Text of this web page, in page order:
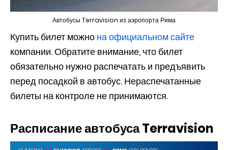
Автобусы Terravision из аэропорта Рима
Купить билет можно на официальном сайте
компании. Обратите внимание, что билет
обязательно нужно распечатать и предъявить
перед посадкой в автобус. Нераспечатанные
билеты на контроле не принимаются.
Расписание автобуса Terravision